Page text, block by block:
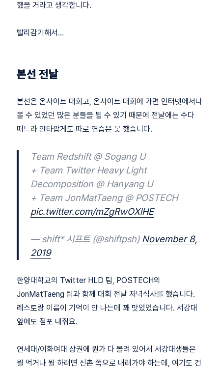
했을 거라고 생각합니다.
빨리감기해서…
본선 전날
본선은 온사이트 대회고, 온사이트 대회에 가면 인터넷에서나
볼 수 있었던 많은 분들을 뵐 수 있기 때문에 전날에는 수다
떠느라 안타깝게도 따로 연습은 못 했습니다.
Team Redshift @ Sogang U
+ Team Twitter Heavy Light
Decomposition @ Hanyang U
+ Team JonMatTaeng @ POSTECH
pic.twitter.com/mZgRwOXlHE
— shift* 시프트 (@shiftpsh) November 8,
2019
한양대학교의 Twitter HLD 팀, POSTECH의
JonMatTaeng 팀과 함께 대회 전날 저녁식사를 했습니다.
레스토랑 이름이 기억이 안 나는데 꽤 맛있었습니다. 서강대
앞에도 점포 내줘요.
연세대/이화여대 상권에 뭔가 다 몰려 있어서 서강대생들은
뭘 먹거나 뭘 하려면 신촌 쪽으로 내려가야 하는데, 여기도 건